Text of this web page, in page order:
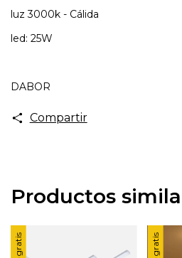
luz 3000k - Cálida
led: 25W
DABOR
Compartir
Productos